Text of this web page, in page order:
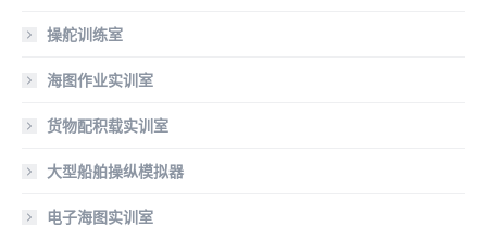
操舵训练室
海图作业实训室
货物配积载实训室
大型船舶操纵模拟器
电子海图实训室